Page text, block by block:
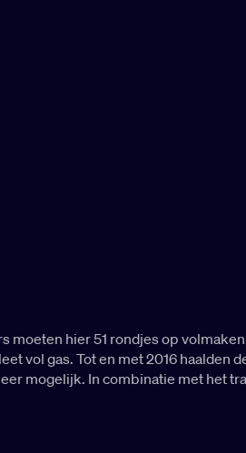
hier 51 rondjes op
vol gas. Tot en met 2016
mogelijk. In combinatie met het